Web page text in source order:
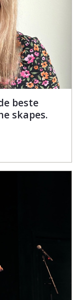
beste
skapes.